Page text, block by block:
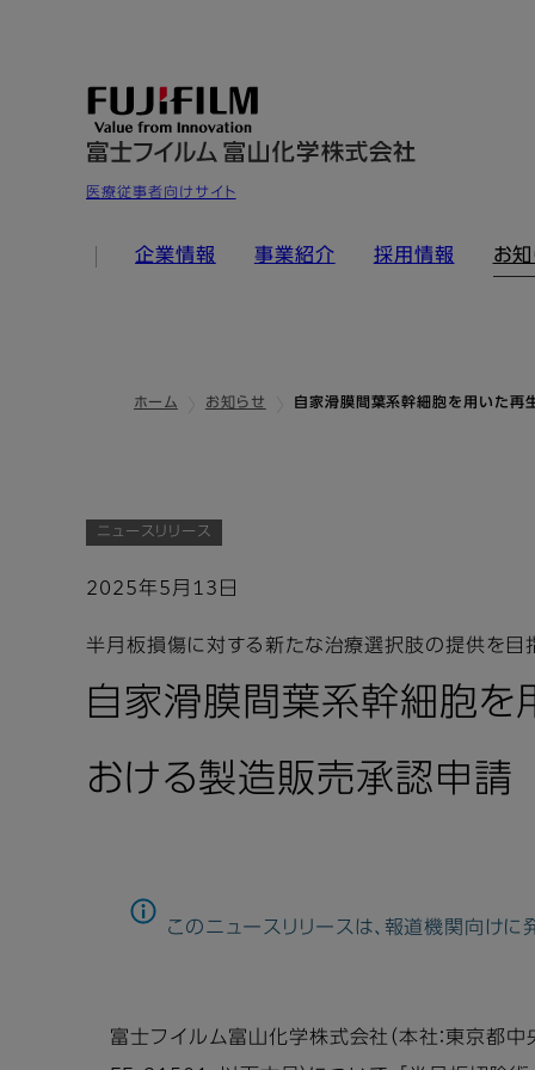
医療従事者向けサイト
企業情報 事業紹介 採用情報 お
ホーム お知らせ 自家滑膜間葉系幹細胞を用いた再
ニュースリリース
2025年5月13日
半月板損傷に対する新たな治療選択肢の提供を目
自家滑膜間葉系幹細胞を
おける製造販売承認申請
このニュースリリースは、報道機関向けに
富士フイルム富山化学株式会社（本社：東京都